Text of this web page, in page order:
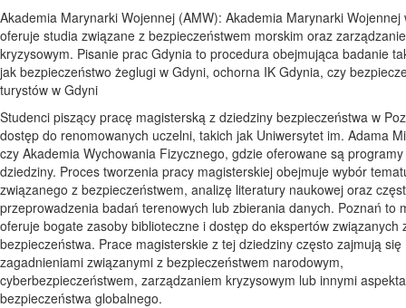
Akademia Marynarki Wojennej (AMW): Akademia Marynarki Wojennej
oferuje studia związane z bezpieczeństwem morskim oraz
kryzysowym. Pisanie prac Gdynia to procedura obejmująca badanie
jak bezpieczeństwo żeglugi w Gdyni, ochorna IK Gdynia, czy
turystów w Gdyni
Studenci piszący pracę magisterską z dziedziny bezpieczeństwa w
dostęp do renomowanych uczelni, takich jak Uniwersytet im. Adama
czy Akademia Wychowania Fizycznego, gdzie oferowane są
dziedziny. Proces tworzenia pracy magisterskiej obejmuje wybór
związanego z bezpieczeństwem, analizę literatury naukowej oraz
przeprowadzenia badań terenowych lub zbierania danych. Poznań to
oferuje bogate zasoby biblioteczne i dostęp do ekspertów związanych
bezpieczeństwa. Prace magisterskie z tej dziedziny często zajmują się
zagadnieniami związanymi z bezpieczeństwem narodowym,
cyberbezpieczeństwem, zarządzaniem kryzysowym lub innymi
bezpieczeństwa globalnego.